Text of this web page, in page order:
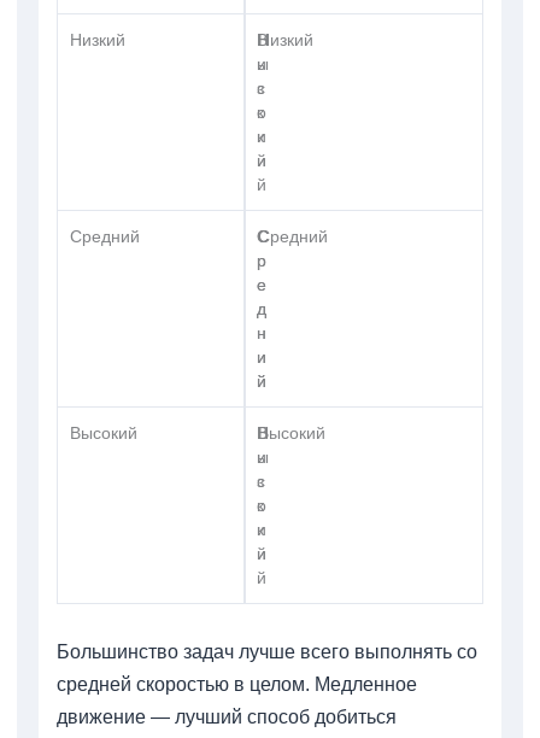
Низкий
Н
и
з
к
и
й
В
ы
с
о
к
и
й
Низкий
Средний
С
р
е
д
н
и
й
С
р
е
д
н
и
й
Средний
Высокий
В
ы
с
о
к
и
й
Н
и
з
к
и
й
Высокий
Большинство задач лучше всего выполнять со
средней скоростью в целом. Медленное
движение — лучший способ добиться